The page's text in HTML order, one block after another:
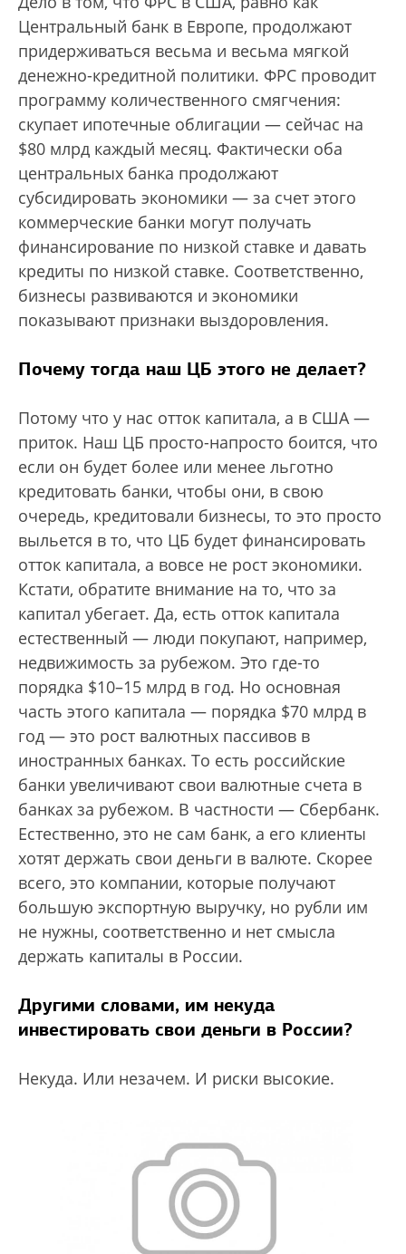
Центральный банк в Европе, продолжают
придерживаться весьма и весьма мягкой
денежно-кредитной политики. ФРС проводит
программу количественного смягчения:
скупает ипотечные облигации — сейчас на
$80 млрд каждый месяц. Фактически оба
центральных банка продолжают
субсидировать экономики — за счет этого
коммерческие банки могут получать
финансирование по низкой ставке и давать
кредиты по низкой ставке. Соответственно,
бизнесы развиваются и экономики
показывают признаки выздоровления.
Почему тогда наш ЦБ этого не делает?
Потому что у нас отток капитала, а в США —
приток. Наш ЦБ просто-напросто боится, что
если он будет более или менее льготно
кредитовать банки, чтобы они, в свою
очередь, кредитовали бизнесы, то это просто
выльется в то, что ЦБ будет финансировать
отток капитала, а вовсе не рост экономики.
Кстати, обратите внимание на то, что за
капитал убегает. Да, есть отток капитала
естественный — люди покупают, например,
недвижимость за рубежом. Это где-то
порядка $10–15 млрд в год. Но основная
часть этого капитала — порядка $70 млрд в
год — это рост валютных пассивов в
иностранных банках. То есть российские
банки увеличивают свои валютные счета в
банках за рубежом. В частности — Сбербанк.
Естественно, это не сам банк, а его клиенты
хотят держать свои деньги в валюте. Скорее
всего, это компании, которые получают
большую экспортную выручку, но рубли им
не нужны, соответственно и нет смысла
держать капиталы в России.
Другими словами, им некуда
инвестировать свои деньги в России?
Некуда. Или незачем. И риски высокие.